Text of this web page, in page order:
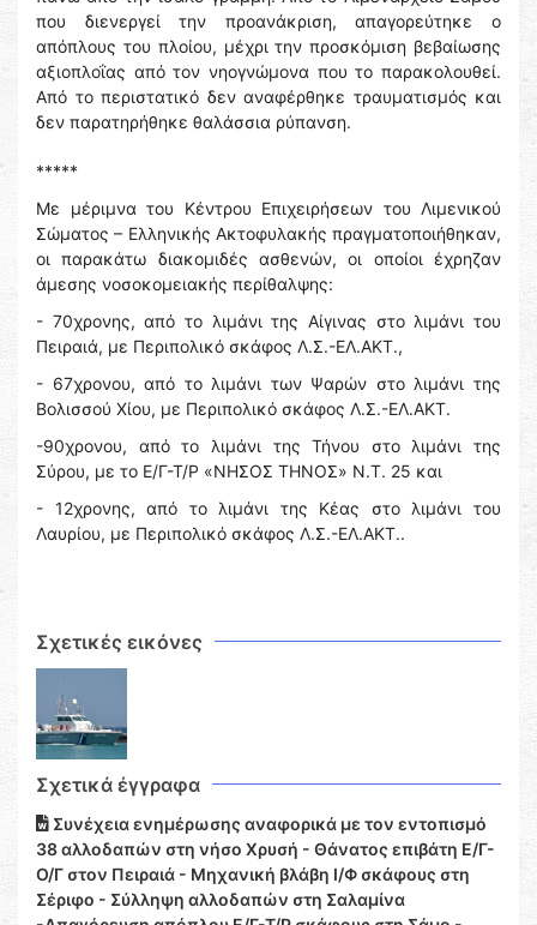
που διενεργεί την προανάκριση, απαγορεύτηκε ο
απόπλους του πλοίου, μέχρι την προσκόμιση βεβαίωσης
αξιοπλοΐας από τον νηογνώμονα που το παρακολουθεί.
Από το περιστατικό δεν αναφέρθηκε τραυματισμός και
δεν παρατηρήθηκε θαλάσσια ρύπανση.
*****
Με μέριμνα του Κέντρου Επιχειρήσεων του Λιμενικού
Σώματος – Ελληνικής Ακτοφυλακής πραγματοποιήθηκαν,
οι παρακάτω διακομιδές ασθενών, οι οποίοι έχρηζαν
άμεσης νοσοκομειακής περίθαλψης:
- 70χρονης, από το λιμάνι της Αίγινας στο λιμάνι του
Πειραιά, με Περιπολικό σκάφος Λ.Σ.-ΕΛ.ΑΚΤ.,
- 67χρονου, από το λιμάνι των Ψαρών στο λιμάνι της
Βολισσού Χίου, με Περιπολικό σκάφος Λ.Σ.-ΕΛ.ΑΚΤ.
-90χρονου, από το λιμάνι της Τήνου στο λιμάνι της
Σύρου, με το Ε/Γ-Τ/Ρ «ΝΗΣΟΣ ΤΗΝΟΣ» Ν.Τ. 25 και
- 12χρονης, από το λιμάνι της Κέας στο λιμάνι του
Λαυρίου, με Περιπολικό σκάφος Λ.Σ.-ΕΛ.ΑΚΤ..
Σχετικές εικόνες
Σχετικά έγγραφα
Συνέχεια ενημέρωσης αναφορικά με τον εντοπισμό
38 αλλοδαπών στη νήσο Χρυσή - Θάνατος επιβάτη Ε/Γ-
Ο/Γ στον Πειραιά - Μηχανική βλάβη Ι/Φ σκάφους στη
Σέριφο - Σύλληψη αλλοδαπών στη Σαλαμίνα